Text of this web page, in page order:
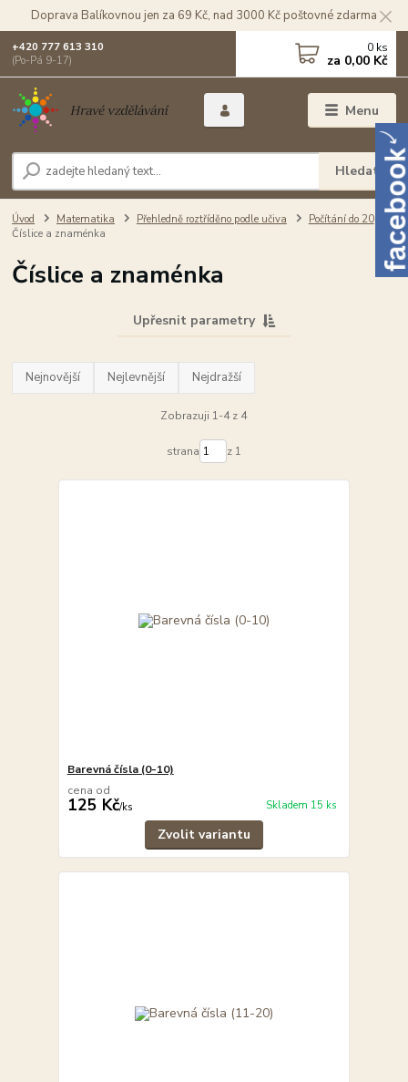
Doprava Balíkovnou jen za 69 Kč, nad 3000 Kč poštovné zdarma
Menu
Hledat
+420 777 613 310
(Po-Pá 9-17)
0 ks
za 0,00 Kč
Úvod Matematika Přehledně roztříděno podle učiva
Počítání do 20
Číslice a znaménka
Číslice a znaménka
Upřesnit parametry
Nejnovější Nejlevnější Nejdražší
Zobrazuji 1-4 z 4
strana z 1
Barevná čísla (0-10)
cena od
125 Kč/ks Skladem 15 ks
Zvolit variantu